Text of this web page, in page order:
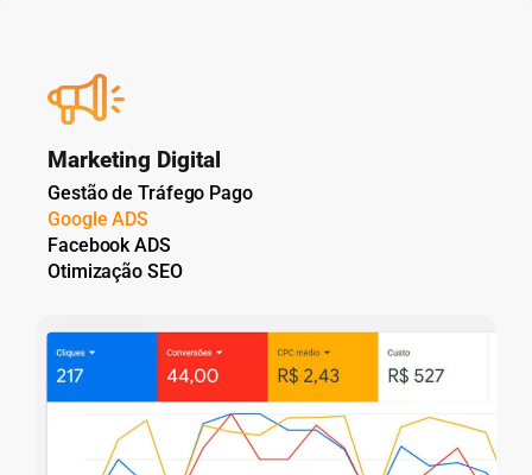
Marketing Digital
Gestão de Tráfego Pago
Google ADS
Facebook ADS
Otimização SEO